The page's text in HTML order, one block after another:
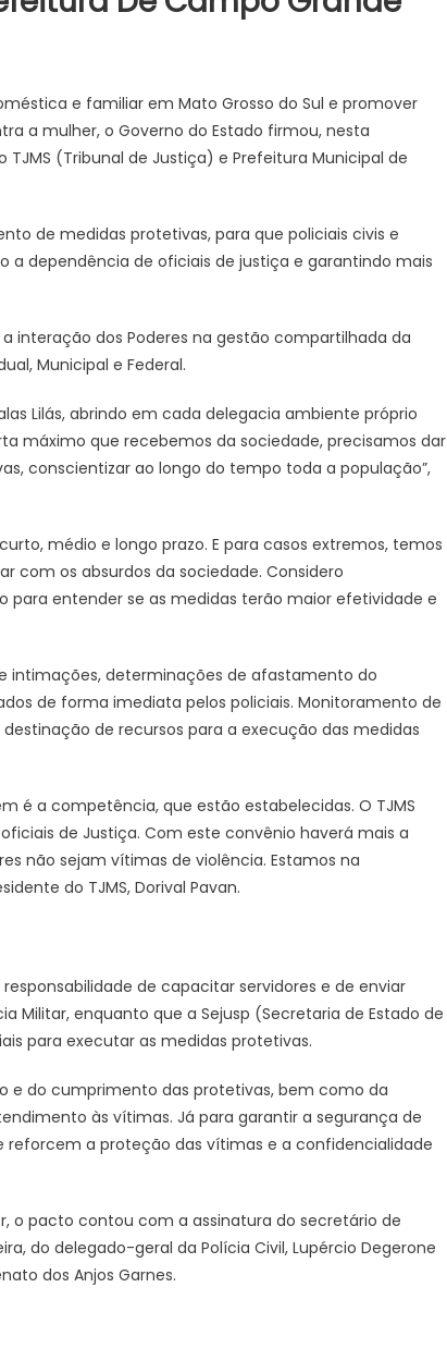
e familiar em Mato Grosso do Sul e promover
a mulher, o Governo do Estado firmou, nesta
(Tribunal de Justiça) e Prefeitura Municipal de
de medidas protetivas, para que policiais civis e
dependência de oficiais de justiça e garantindo mais
interação dos Poderes na gestão compartilhada da
Municipal e Federal.
Lilás, abrindo em cada delegacia ambiente próprio
máximo que recebemos da sociedade, precisamos dar
conscientizar ao longo do tempo toda a população”,
médio e longo prazo. E para casos extremos, temos
com os absurdos da sociedade. Considero
entender se as medidas terão maior efetividade e
intimações, determinações de afastamento do
de forma imediata pelos policiais. Monitoramento de
de recursos para a execução das medidas
é a competência, que estão estabelecidas. O TJMS
de Justiça. Com este convênio haverá mais a
não sejam vítimas de violência. Estamos na
do TJMS, Dorival Pavan.
de capacitar servidores e de enviar
Militar, enquanto que a Sejusp (Secretaria de Estado de
para executar as medidas protetivas.
e do cumprimento das protetivas, bem como da
às vítimas. Já para garantir a segurança de
a proteção das vítimas e a confidencialidade
o pacto contou com a assinatura do secretário de
do delegado-geral da Polícia Civil, Lupércio Degerone
dos Anjos Garnes.